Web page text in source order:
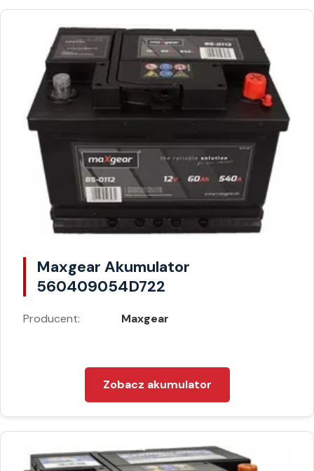
Maxgear Akumulator
560409054D722
Producent: Maxgear
Zobacz akumulator